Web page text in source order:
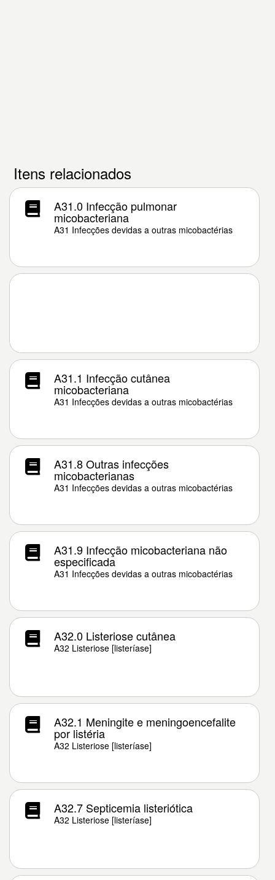
Itens relacionados
A31.0 Infecção pulmonar
micobacteriana
A31 Infecções devidas a outras micobactérias
A31.1 Infecção cutânea
micobacteriana
A31 Infecções devidas a outras micobactérias
A31.8 Outras infecções
micobacterianas
A31 Infecções devidas a outras micobactérias
A31.9 Infecção micobacteriana não
especificada
A31 Infecções devidas a outras micobactérias
A32.0 Listeriose cutânea
A32 Listeriose [listeríase]
A32.1 Meningite e meningoencefalite
por listéria
A32 Listeriose [listeríase]
A32.7 Septicemia listeriótica
A32 Listeriose [listeríase]